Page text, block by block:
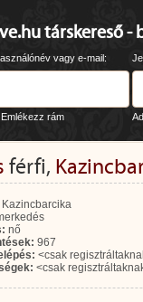
társkereső -
vagy e-mail:
Emlékezz rám
férfi,
Kazincbarcika
nő
967
<csak
<csak